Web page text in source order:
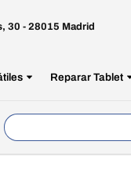
30 - 28015 Madrid
Reparar Tablet